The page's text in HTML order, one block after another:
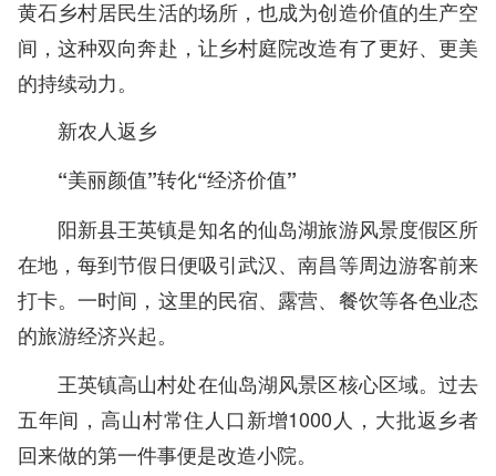
黄石乡村居民生活的场所，也成为创造价值的生产空
间，这种双向奔赴，让乡村庭院改造有了更好、更美
的持续动力。
新农人返乡
“美丽颜值”转化“经济价值”
阳新县王英镇是知名的仙岛湖旅游风景度假区所
在地，每到节假日便吸引武汉、南昌等周边游客前来
打卡。一时间，这里的民宿、露营、餐饮等各色业态
的旅游经济兴起。
王英镇高山村处在仙岛湖风景区核心区域。过去
五年间，高山村常住人口新增1000人，大批返乡者
回来做的第一件事便是改造小院。